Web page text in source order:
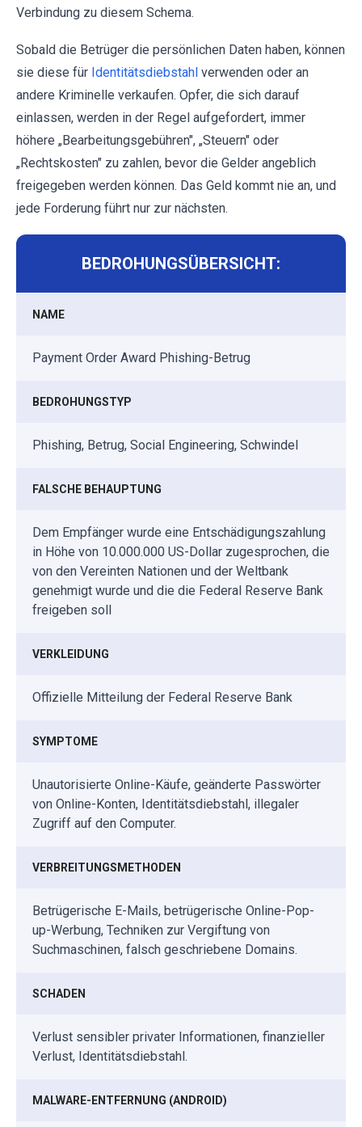
Verbindung zu diesem Schema.
Sobald die Betrüger die persönlichen Daten haben, können
sie diese für Identitätsdiebstahl verwenden oder an
andere Kriminelle verkaufen. Opfer, die sich darauf
einlassen, werden in der Regel aufgefordert, immer
höhere „Bearbeitungsgebühren", „Steuern" oder
„Rechtskosten" zu zahlen, bevor die Gelder angeblich
freigegeben werden können. Das Geld kommt nie an, und
jede Forderung führt nur zur nächsten.
BEDROHUNGSÜBERSICHT:
NAME
Payment Order Award Phishing-Betrug
BEDROHUNGSTYP
Phishing, Betrug, Social Engineering, Schwindel
FALSCHE BEHAUPTUNG
Dem Empfänger wurde eine Entschädigungszahlung
in Höhe von 10.000.000 US-Dollar zugesprochen, die
von den Vereinten Nationen und der Weltbank
genehmigt wurde und die die Federal Reserve Bank
freigeben soll
VERKLEIDUNG
Offizielle Mitteilung der Federal Reserve Bank
SYMPTOME
Unautorisierte Online-Käufe, geänderte Passwörter
von Online-Konten, Identitätsdiebstahl, illegaler
Zugriff auf den Computer.
VERBREITUNGSMETHODEN
Betrügerische E-Mails, betrügerische Online-Pop-
up-Werbung, Techniken zur Vergiftung von
Suchmaschinen, falsch geschriebene Domains.
SCHADEN
Verlust sensibler privater Informationen, finanzieller
Verlust, Identitätsdiebstahl.
MALWARE-ENTFERNUNG (ANDROID)